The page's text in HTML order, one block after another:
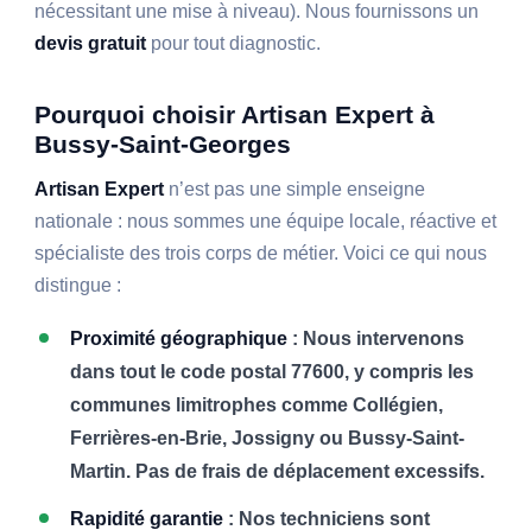
nécessitant une mise à niveau). Nous fournissons un
devis gratuitpour tout diagnostic.
Pourquoi choisir Artisan Expert à
Bussy-Saint-Georges
Artisan Expertn’est pas une simple enseigne
nationale : nous sommes une équipe locale, réactive et
spécialiste des trois corps de métier. Voici ce qui nous
distingue :
Proximité géographique : Nous intervenons
dans tout le code postal 77600, y compris les
communes limitrophes comme Collégien,
Ferrières-en-Brie, Jossigny ou Bussy-Saint-
Martin. Pas de frais de déplacement excessifs.
Rapidité garantie : Nos techniciens sont